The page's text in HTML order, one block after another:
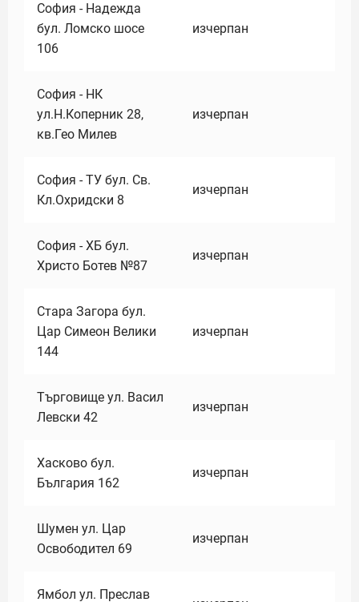
София - Надежда
бул. Ломско шосе
106
изчерпан
София - НК
ул.Н.Коперник 28,
кв.Гео Милев
изчерпан
София - ТУ бул. Св.
Кл.Охридски 8
изчерпан
София - ХБ бул.
Христо Ботев №87
изчерпан
Стара Загора бул.
Цар Симеон Велики
144
изчерпан
Търговище ул. Васил
Левски 42
изчерпан
Хасково бул.
България 162
изчерпан
Шумен ул. Цар
Освободител 69
изчерпан
Ямбол ул. Преслав